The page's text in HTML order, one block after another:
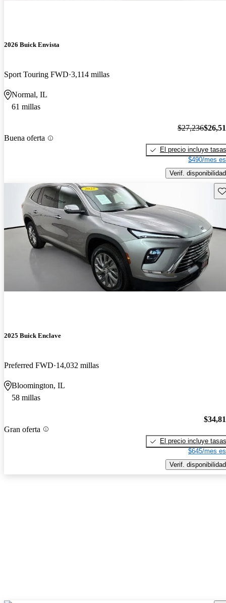
2026 Buick Envista
Sport Touring FWD 3,114 millas
Normal, IL
61 millas
Buena oferta
$27,236
El precio incluye tasas
$490/mes
Verif. disponibilidad
2025 Buick Enclave
Preferred FWD 14,032 millas
Bloomington, IL
58 millas
Gran oferta
El precio incluye tasas
$645/mes
Verif. disponibilidad